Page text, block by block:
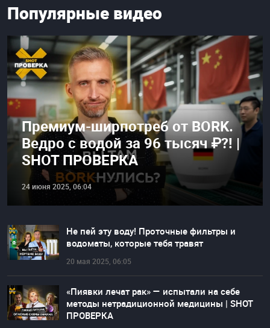
Популярные видео
Премиум-ширпотреб от BORK.
Ведро с водой за 96 тысяч ₽?! |
SHOT ПРОВЕРКА
24 июня 2025, 06:04
Не пей эту воду! Проточные фильтры и
водоматы, которые тебя травят
20 мая 2025, 06:05
«Пиявки лечат рак» — испытали на себе
методы нетрадиционной медицины | SHOT
ПРОВЕРКА